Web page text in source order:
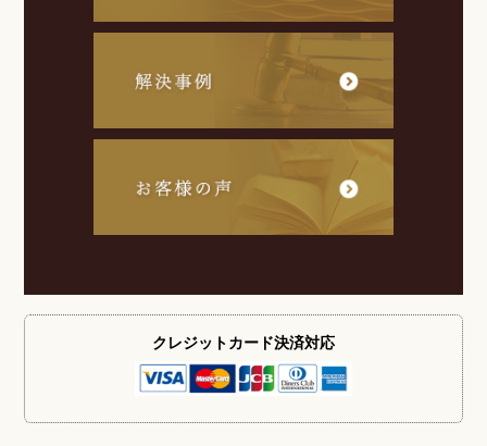
クレジットカード決済対応